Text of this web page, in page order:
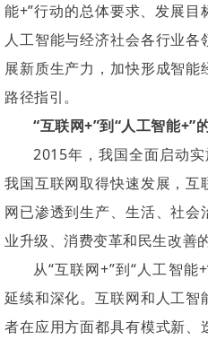
能+”行动的总体要求、发展
人工智能与经济社会各行业
展新质生产力，加快形成智能
路径指引。
“互联网+”到“人工智能+”
2015年，我国全面启动实
我国互联网取得快速发展，互
网已渗透到生产、生活、社
业升级、消费变革和民生改善
从“互联网+”到“人工智能
延续和深化。互联网和人工
者在应用方面都具有模式新、